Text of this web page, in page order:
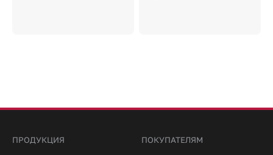
ПРОДУКЦИЯ ПОКУПАТЕЛЯМ